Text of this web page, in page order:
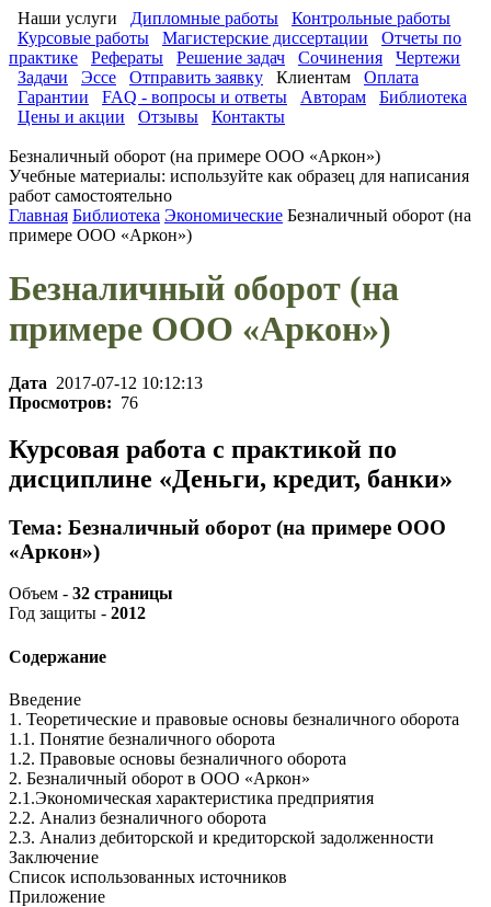
Наши услуги Дипломные работы
Контрольные работы
Курсовые работы
Магистерские диссертации
Отчеты по
практике
Рефераты Решение задач Сочинения
Чертежи
Задачи
Эссе Отправить заявку Клиентам
Оплата
Гарантии
FAQ - вопросы и ответы Авторам
Библиотека
Цены и акции
Отзывы Контакты
Безналичный оборот (на примере ООО «Аркон»)
Учебные материалы: используйте как образец для написания
работ самостоятельно
Главная Библиотека Экономические Безналичный оборот (на
примере ООО «Аркон»)
Безналичный оборот (на
примере ООО «Аркон»)
Дата 2017-07-12 10:12:13
Просмотров: 76
Курсовая работа с практикой по
дисциплине «Деньги, кредит, банки»
Тема: Безналичный оборот (на примере ООО
«Аркон»)
Объем - 32 страницы
Год защиты - 2012
Содержание
Введение
1. Теоретические и правовые основы безналичного оборота
1.1. Понятие безналичного оборота
1.2. Правовые основы безналичного оборота
2. Безналичный оборот в ООО «Аркон»
2.1.Экономическая характеристика предприятия
2.2. Анализ безналичного оборота
2.3. Анализ дебиторской и кредиторской задолженности
Заключение
Список использованных источников
Приложение